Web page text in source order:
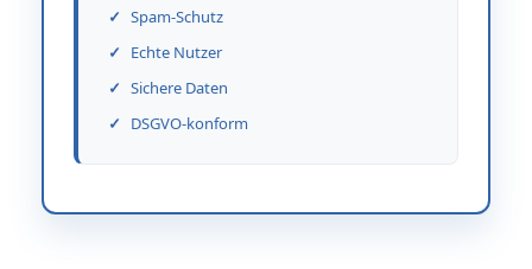
Spam-Schutz
Echte Nutzer
Sichere Daten
DSGVO-konform